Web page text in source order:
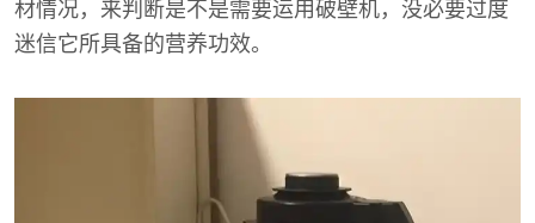
材情况，来判断是不是需要运用破壁机，没必要过度
迷信它所具备的营养功效。